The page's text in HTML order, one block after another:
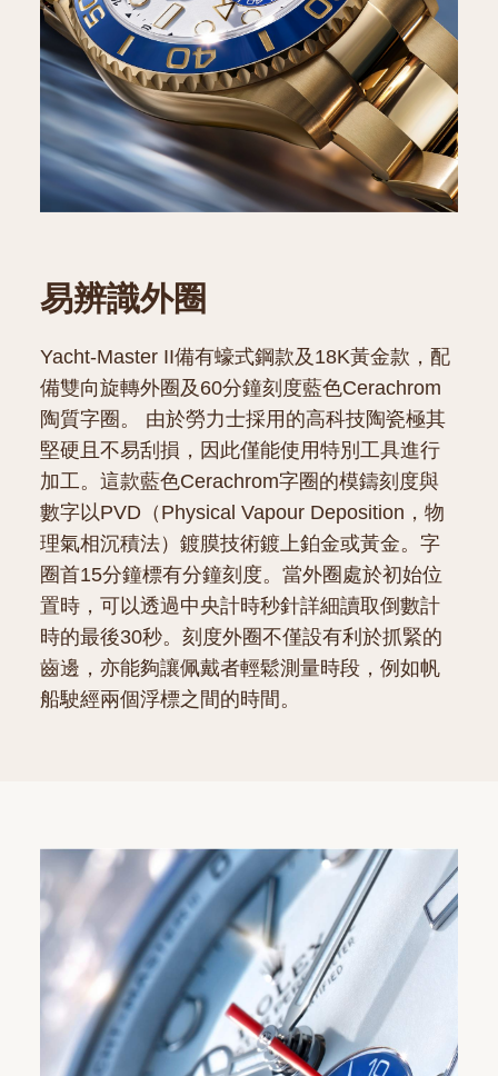
易辨識外圈
Yacht-Master II備有蠔式鋼款及18K黃金款，配
備雙向旋轉外圈及60分鐘刻度藍色Cerachrom
陶質字圈。 由於勞力士採用的高科技陶瓷極其
堅硬且不易刮損，因此僅能使用特別工具進行
加工。這款藍色Cerachrom字圈的模鑄刻度與
數字以PVD（Physical Vapour Deposition，物
理氣相沉積法）鍍膜技術鍍上鉑金或黃金。字
圈首15分鐘標有分鐘刻度。當外圈處於初始位
置時，可以透過中央計時秒針詳細讀取倒數計
時的最後30秒。刻度外圈不僅設有利於抓緊的
齒邊，亦能夠讓佩戴者輕鬆測量時段，例如帆
船駛經兩個浮標之間的時間。